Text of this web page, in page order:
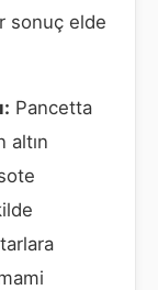
sonuç elde
Pancetta
altın